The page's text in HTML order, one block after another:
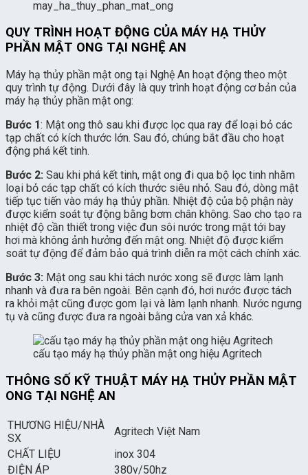
may_ha_thuy_phan_mat_ong
QUY TRÌNH HOẠT ĐỘNG CỦA MÁY HẠ THỦY
PHẦN MẬT ONG TẠI NGHỆ AN
Máy hạ thủy phần mật ong tại Nghệ An hoạt động theo một
quy trình tự động. Dưới đây là quy trình hoạt động cơ bản của
máy hạ thủy phần mật ong:
Bước 1: Mật ong thô sau khi được lọc qua ray để loại bỏ các
tạp chất có kích thước lớn. Sau đó, chúng bắt đầu cho hoạt
động phá kết tinh.
Bước 2: Sau khi phá kết tinh, mật ong đi qua bộ lọc tinh nhằm
loại bỏ các tạp chất có kích thước siêu nhỏ. Sau đó, dòng mật
tiếp tục tiến vào máy hạ thủy phần. Nhiệt độ của bộ phận này
được kiểm soát tự động bằng bơm chân không. Sao cho tạo ra
nhiệt độ cần thiết trong việc đun sôi nước trong mật tới bay
hơi mà không ảnh hưởng đến mật ong. Nhiệt độ được kiểm
soát tự động để đảm bảo quá trình diễn ra một cách chính xác.
Bước 3: Mật ong sau khi tách nước xong sẽ được làm lạnh
nhanh và đưa ra bên ngoài. Bên cạnh đó, hơi nước được tách
ra khỏi mật cũng được gom lại và làm lạnh nhanh. Nước ngưng
tụ và cũng được đưa ra ngoài bằng cửa van xả khác.
cấu tạo máy hạ thủy phần mật ong hiệu Agritech
THÔNG SỐ KỸ THUẬT MÁY HẠ THỦY PHẦN MẬT
ONG TẠI NGHỆ AN
THƯƠNG HIỆU/NHÀ
SX
Agritech Việt Nam
CHẤT LIỆU
inox 304
ĐIỆN ÁP
380v/50hz